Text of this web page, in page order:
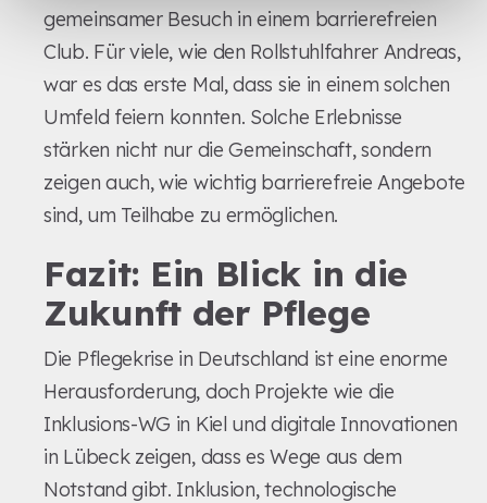
gemeinsamer Besuch in einem barrierefreien
Club. Für viele, wie den Rollstuhlfahrer Andreas,
war es das erste Mal, dass sie in einem solchen
Umfeld feiern konnten. Solche Erlebnisse
stärken nicht nur die Gemeinschaft, sondern
zeigen auch, wie wichtig barrierefreie Angebote
sind, um Teilhabe zu ermöglichen.
Fazit: Ein Blick in die
Zukunft der Pflege
Die Pflegekrise in Deutschland ist eine enorme
Herausforderung, doch Projekte wie die
Inklusions-WG in Kiel und digitale Innovationen
in Lübeck zeigen, dass es Wege aus dem
Notstand gibt. Inklusion, technologische